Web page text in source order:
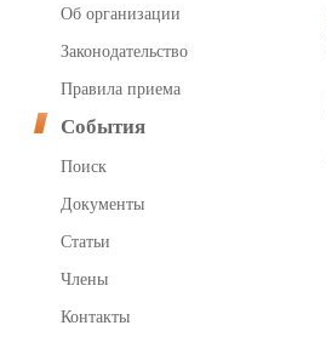
Об организации
Законодательство
Правила приема
События
Поиск
Документы
Статьи
Члены
Контакты